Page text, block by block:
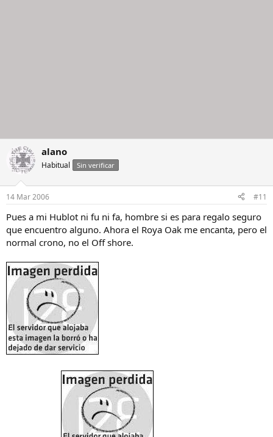
alano
Habitual Sin verificar
14 Mar 2006 #11
Pues a mi Hublot ni fu ni fa, hombre si es para regalo seguro
que encuentro alguno. Ahora el Roya Oak me encanta, pero el
normal crono, no el Off shore.